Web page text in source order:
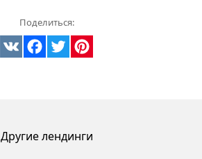
Поделиться:
VK Facebook
Twitter
Другие лендинги